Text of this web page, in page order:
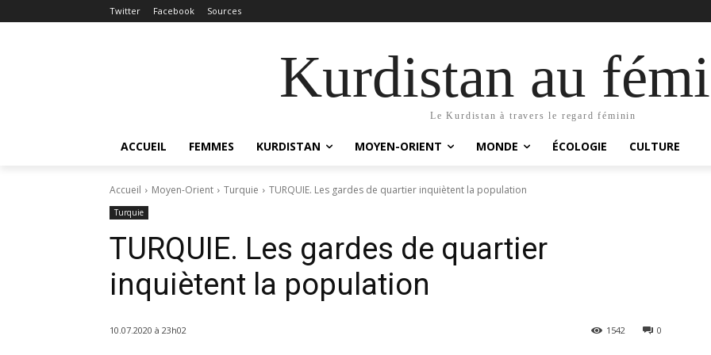
Twitter Facebook Sources
Kurdistan au
Le Kurdistan à travers le regard féminin
ACCUEIL FEMMES KURDISTAN MOYEN-ORIENT MONDE ÉCOLOGIE CULTURE
Accueil Moyen-Orient Turquie TURQUIE. Les gardes de quartier inquiètent la population
Turquie
TURQUIE. Les gardes de quartier
inquiètent la population
10.07.2020 à 23h02 0
1542